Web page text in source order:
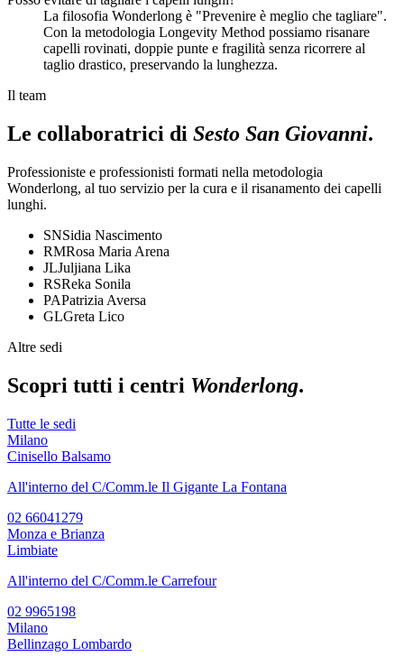
La filosofia Wonderlong è "Prevenire è meglio che tagliare".
Con la metodologia Longevity Method possiamo risanare
capelli rovinati, doppie punte e fragilità senza ricorrere al
taglio drastico, preservando la lunghezza.
Il team
Le collaboratrici di Sesto San Giovanni.
Professioniste e professionisti formati nella metodologia
Wonderlong, al tuo servizio per la cura e il risanamento dei capelli
lunghi.
SNSidia Nascimento
RMRosa Maria Arena
JLJuljiana Lika
RSReka Sonila
PAPatrizia Aversa
GLGreta Lico
Altre sedi
Scopri tutti i centri Wonderlong.
Tutte le sedi
Milano
Cinisello Balsamo
All'interno del C/Comm.le Il Gigante La Fontana
02 66041279
Monza e Brianza
Limbiate
All'interno del C/Comm.le Carrefour
02 9965198
Milano
Bellinzago Lombardo